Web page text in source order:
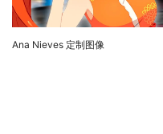
Ana Nieves 定制图像